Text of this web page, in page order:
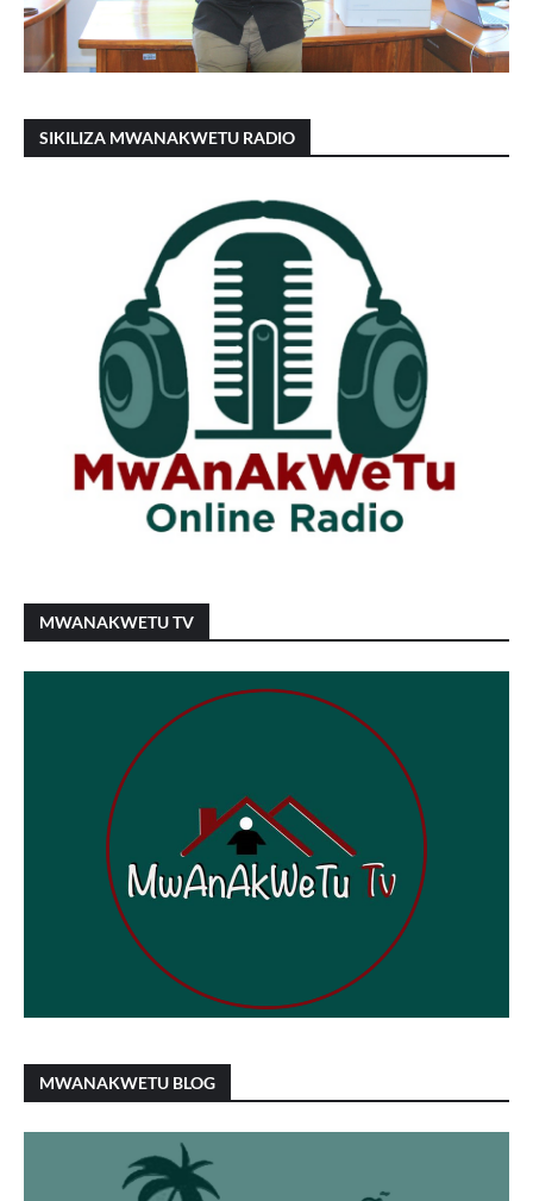
SIKILIZA MWANAKWETU RADIO
MWANAKWETU TV
MWANAKWETU BLOG